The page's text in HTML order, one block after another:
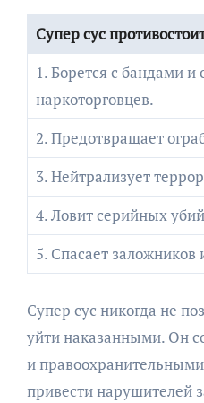
Супер сус
1. Борется с бандами и
наркоторговцев.
2. Предотвращает
3. Нейтрализует
4. Ловит серийных
5. Спасает
Супер сус никогда не
уйти наказанными. Он
и
привести нарушителей